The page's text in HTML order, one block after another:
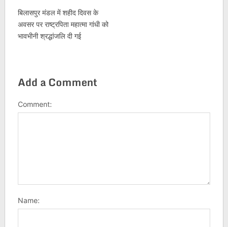
बिलासपुर मंडल में शहीद दिवस के
अवसर पर राष्ट्रपिता महात्मा गांधी को
भावभीनी श्रद्धांजलि दी गई
Add a Comment
Comment:
Name: